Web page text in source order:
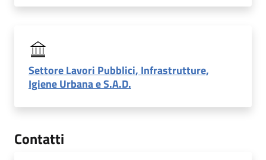
Settore Lavori Pubblici, Infrastrutture,
Igiene Urbana e S.A.D.
Contatti